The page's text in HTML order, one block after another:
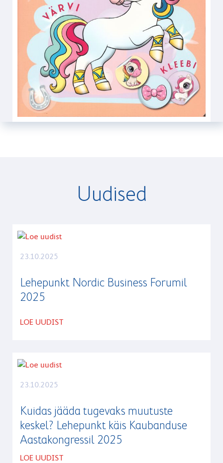
Uudised
23.10.2025
Lehepunkt Nordic Business Forumil
2025
LOE UUDIST
23.10.2025
Kuidas jääda tugevaks muutuste
keskel? Lehepunkt käis Kaubanduse
Aastakongressil 2025
LOE UUDIST